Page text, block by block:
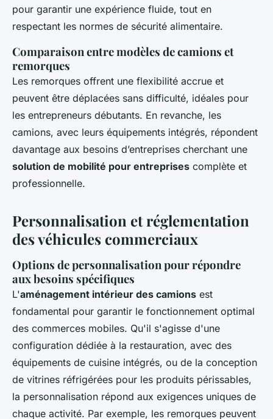
pour garantir une expérience fluide, tout en
respectant les normes de sécurité alimentaire.
Comparaison entre modèles de camions et
remorques
Les remorques offrent une flexibilité accrue et
peuvent être déplacées sans difficulté, idéales pour
les entrepreneurs débutants. En revanche, les
camions, avec leurs équipements intégrés, répondent
davantage aux besoins d’entreprises cherchant une
solution de mobilité pour entreprises complète et
professionnelle.
Personnalisation et réglementation
des véhicules commerciaux
Options de personnalisation pour répondre
aux besoins spécifiques
L'aménagement intérieur des camions est
fondamental pour garantir le fonctionnement optimal
des commerces mobiles. Qu'il s'agisse d'une
configuration dédiée à la restauration, avec des
équipements de cuisine intégrés, ou de la conception
de vitrines réfrigérées pour les produits périssables,
la personnalisation répond aux exigences uniques de
chaque activité. Par exemple, les remorques peuvent